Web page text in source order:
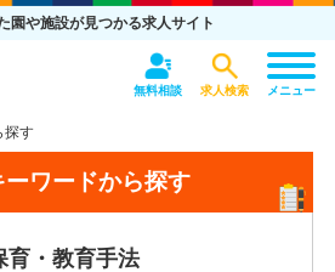
園や施設が見つかる求人サイト
無料相談 求人検索 メニュー
探す
ーワードから探す
育・教育手法